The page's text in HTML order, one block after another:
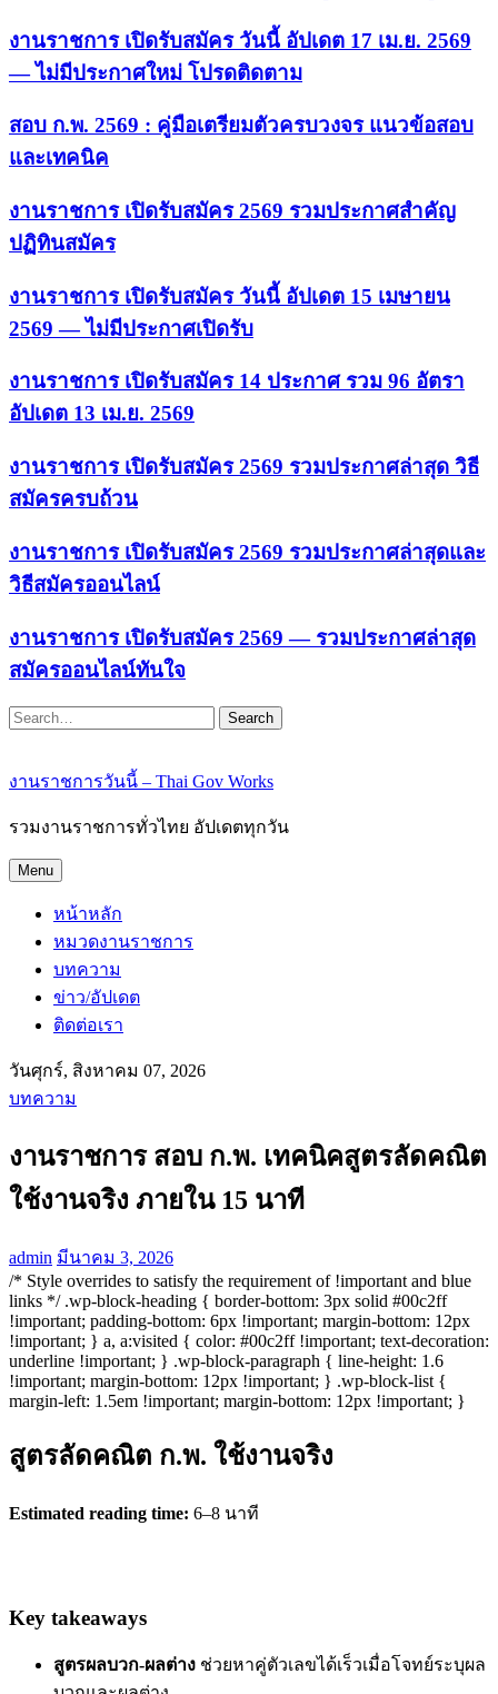
งานราชการ เปิดรับสมัคร วันนี้ อัปเดต 17 เม.ย. 2569
— ไม่มีประกาศใหม่ โปรดติดตาม
สอบ ก.พ. 2569 : คู่มือเตรียมตัวครบวงจร แนวข้อสอบ
และเทคนิค
งานราชการ เปิดรับสมัคร 2569 รวมประกาศสำคัญ
ปฏิทินสมัคร
งานราชการ เปิดรับสมัคร วันนี้ อัปเดต 15 เมษายน
2569 — ไม่มีประกาศเปิดรับ
งานราชการ เปิดรับสมัคร 14 ประกาศ รวม 96 อัตรา
อัปเดต 13 เม.ย. 2569
งานราชการ เปิดรับสมัคร 2569 รวมประกาศล่าสุด วิธี
สมัครครบถ้วน
งานราชการ เปิดรับสมัคร 2569 รวมประกาศล่าสุดและ
วิธีสมัครออนไลน์
งานราชการ เปิดรับสมัคร 2569 — รวมประกาศล่าสุด
สมัครออนไลน์ทันใจ
Search
งานราชการวันนี้ – Thai Gov Works
รวมงานราชการทั่วไทย อัปเดตทุกวัน
Menu
หน้าหลัก
หมวดงานราชการ
บทความ
ข่าว/อัปเดต
ติดต่อเรา
วันศุกร์, สิงหาคม 07, 2026
บทความ
งานราชการ สอบ ก.พ. เทคนิคสูตรลัดคณิต
ใช้งานจริง ภายใน 15 นาที
admin มีนาคม 3, 2026
/* Style overrides to satisfy the requirement of !important and blue
links */ .wp-block-heading { border-bottom: 3px solid #00c2ff
!important; padding-bottom: 6px !important; margin-bottom: 12px
!important; } a, a:visited { color: #00c2ff !important; text-decoration:
underline !important; } .wp-block-paragraph { line-height: 1.6
!important; margin-bottom: 12px !important; } .wp-block-list {
margin-left: 1.5em !important; margin-bottom: 12px !important; }
สูตรลัดคณิต ก.พ. ใช้งานจริง
Estimated reading time: 6–8 นาที
Key takeaways
สูตรผลบวก-ผลต่าง ช่วยหาคู่ตัวเลขได้เร็วเมื่อโจทย์ระบุผล